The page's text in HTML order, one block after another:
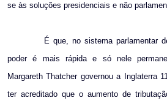
se às soluções presidenciais e não
É que, no sistema parlamentar
poder é mais rápida e só nele
Margareth Thatcher governou a Inglaterra
ter acreditado que o aumento de